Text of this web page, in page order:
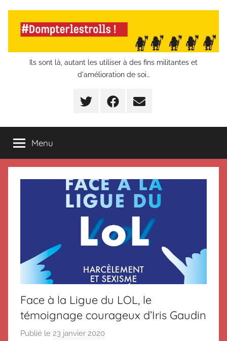
contenu
Dompter
Ils sont là, autant les utiliser à des fins militantes et
d'amélioration de soi…
Twitter Facebook
E-
Menu
Face à la Ligue du LOL, le
témoignage courageux d’Iris Gaudin
Publié le 23 janvier 2020